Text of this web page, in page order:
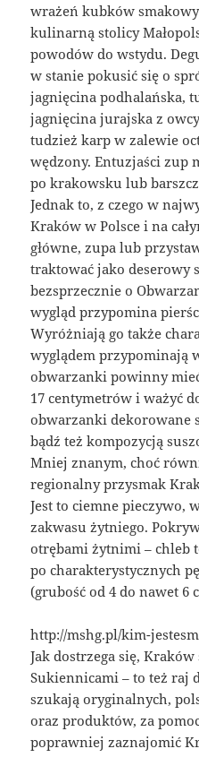
wrażeń kubków
kulinarną stolicy
powodów do wstydu.
w stanie pokusić się o
jagnięcina podhalańska,
jagnięcina jurajska z
tudzież karp w zalewie
wędzony. Entuzjaści zup
po krakowsku lub
Jednak to, z czego w
Kraków w Polsce i na
główne, zupa lub
traktować jako deserowy
bezsprzecznie o
wygląd przypomina
Wyróżniają go także
wyglądem przypominają
obwarzanki powinny
17 centymetrów i ważyć
obwarzanki dekorowane
bądź też kompozycją
Mniej znanym, choć
regionalny przysmak
Jest to ciemne pieczywo,
zakwasu żytniego.
otrębami żytnimi – chleb
po charakterystycznych
(grubość od 4 do nawet 6
http://mshg.pl/kim-
Jak dostrzega się,
Sukiennicami – to też raj
szukają oryginalnych,
oraz produktów, za
poprawniej zaznajomić